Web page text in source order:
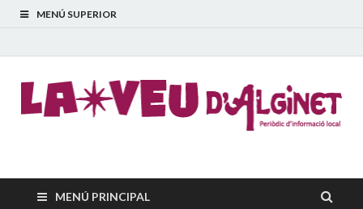
MENÚ SUPERIOR
La Veu d'Alginet
MENÚ PRINCIPAL